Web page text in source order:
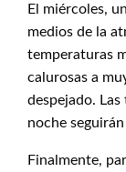
El miércoles,
medios de la
temperaturas
calurosas a
despejado.
noche
Finalmente,